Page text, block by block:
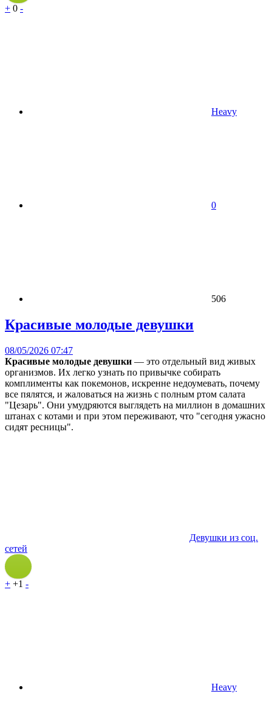
+ 0 -
Heavy
0
506
Красивые молодые девушки
08/05/2026 07:47
Красивые молодые девушки — это отдельный вид живых
организмов. Их легко узнать по привычке собирать
комплименты как покемонов, искренне недоумевать, почему
все пялятся, и жаловаться на жизнь с полным ртом салата
"Цезарь". Они умудряются выглядеть на миллион в домашних
штанах с котами и при этом переживают, что "сегодня ужасно
сидят ресницы".
Девушки из соц.
сетей
+ +1 -
Heavy